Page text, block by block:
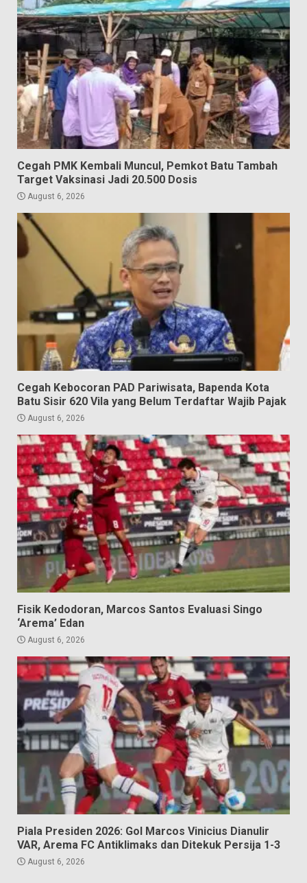
Cegah PMK Kembali Muncul, Pemkot Batu Tambah
Target Vaksinasi Jadi 20.500 Dosis
August 6, 2026
Cegah Kebocoran PAD Pariwisata, Bapenda Kota
Batu Sisir 620 Vila yang Belum Terdaftar Wajib Pajak
August 6, 2026
Fisik Kedodoran, Marcos Santos Evaluasi Singo
‘Arema’ Edan
August 6, 2026
Piala Presiden 2026: Gol Marcos Vinicius Dianulir
VAR, Arema FC Antiklimaks dan Ditekuk Persija 1-3
August 6, 2026